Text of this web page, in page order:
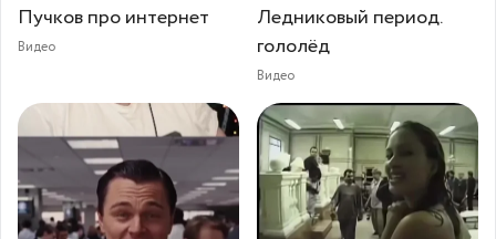
Пучков про интернет
Видео
Ледниковый период.
гололёд
Видео